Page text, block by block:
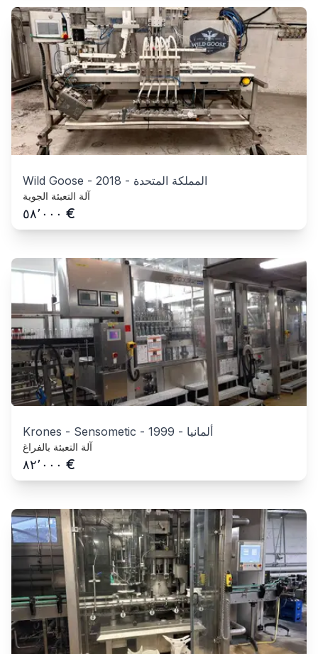
Wild Goose - 2018 - المملكة المتحدة
آلة التعبئة الجوية
٥٨٬٠٠٠ €
Krones - Sensometic - 1999 - ألمانيا
آلة التعبئة بالفراغ
٨٢٬٠٠٠ €